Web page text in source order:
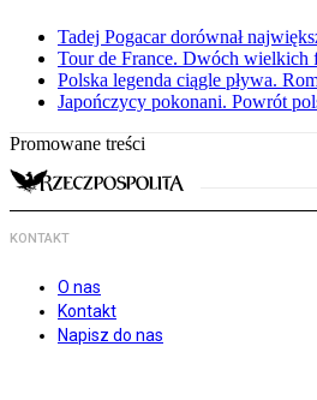
Tadej Pogacar dorównał
Tour de France. Dwóch wielkich
Polska legenda ciągle pływa.
Japończycy pokonani. Powrót
Promowane treści
KONTAKT
O nas
Kontakt
Napisz do nas